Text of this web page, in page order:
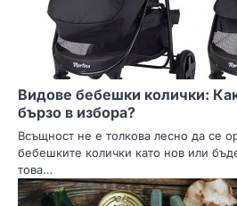
Видове бебешки колички:
бързо в избора?
Всъщност не е толкова лесно да се
бебешките колички като нов или
това…